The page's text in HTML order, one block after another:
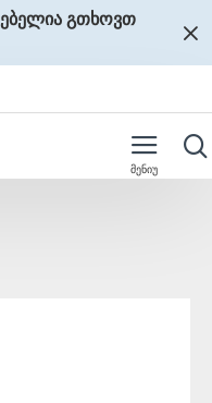
გთხოვთ